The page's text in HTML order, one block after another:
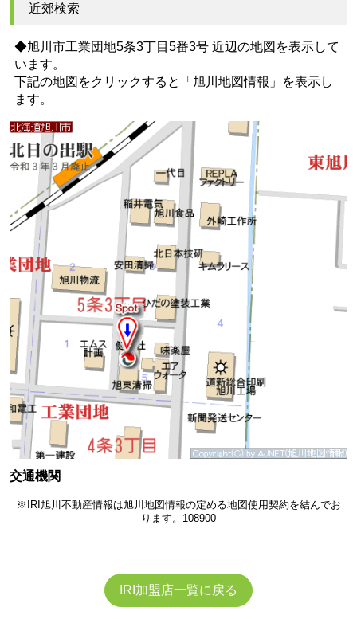
近郊検索
◆旭川市工業団地5条3丁目5番3号 近辺の地図を表示して
います。
下記の地図をクリックすると
「旭川地図情報」
を表示し
ます。
交通機関
※IRI旭川不動産情報は旭川地図情報の定める地図使用契約を結んでお
ります。108900
IRI加盟店一覧に戻る